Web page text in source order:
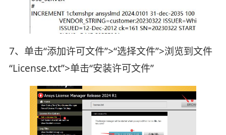
7、单击“添加许可文件”>“选择文件”>浏览到文件
“License.txt”>单击“安装许可文件”